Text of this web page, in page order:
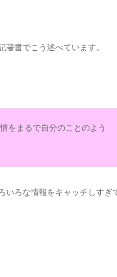
書でこう述べています。
をまるで自分のことのよう
いろな情報をキャッチしすぎ